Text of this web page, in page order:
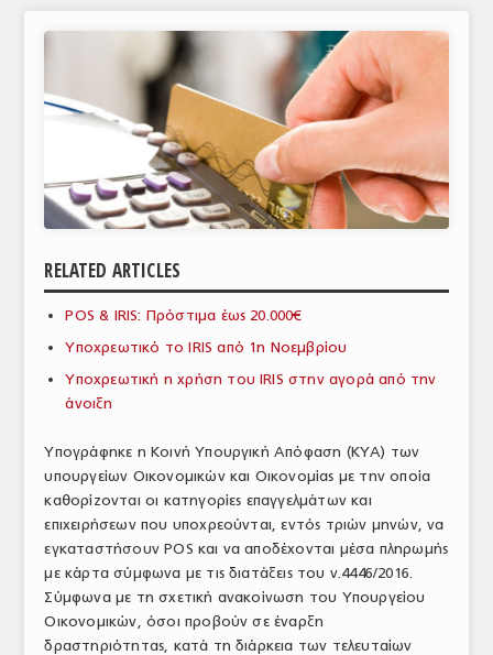
ΕΙΔΗΣΕΙΣ
ΕΥΡΩΠΑΪΚΕΣ ΑΠΟΦΑΣΕΙΣ
ΘΕΜΑΤΑ
ΕΜΠΟΡΙΚΟΣ ΚΑΤΑΛΟΓΟΣ
ΠΑΡΑΓΩΓΗ & ΕΜΠΟΡΙΑ
ΠΡΩΤΕΣ ΥΛΕΣ
ΕΞΟΠΛΙΣΜΟΣ
ΥΠΗΡΕΣΙΕΣ
ΕΜΠΟΡΙΚΟΙ ΑΝΤΙΠΡΟΣΩΠΟΙ
ΝΟΜΟΘΕΣΙΑ
ΕΛΛΗΝΙΚΗ ΝΟΜΟΘΕΣΙΑ
RELATED ARTICLES
POS & IRIS: Πρόστιμα έως 20.000€
Υποχρεωτικό το IRIS από 1η Νοεμβρίου
Υποχρεωτική η χρήση του IRIS στην αγορά από την
άνοιξη
Υπογράφηκε η Κοινή Υπουργική Απόφαση (ΚΥΑ) των
υπουργείων Οικονομικών και Οικονομίας με την οποία
καθορίζονται οι κατηγορίες επαγγελμάτων και
επιχειρήσεων που υποχρεούνται, εντός τριών μηνών, να
εγκαταστήσουν POS και να αποδέχονται μέσα πληρωμής
με κάρτα σύμφωνα με τις διατάξεις του ν.4446/2016.
Σύμφωνα με τη σχετική ανακοίνωση του Υπουργείου
Οικονομικών, όσοι προβούν σε έναρξη
δραστηριότητας, κατά τη διάρκεια των τελευταίων